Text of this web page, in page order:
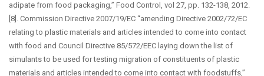
adipate from food packaging,” Food Control, vol 27, pp. 132-138, 2012.
[8]. Commission Directive 2007/19/EC “amending Directive 2002/72/EC
relating to plastic materials and articles intended to come into contact
with food and Council Directive 85/572/EEC laying down the list of
simulants to be used for testing migration of constituents of plastic
materials and articles intended to come into contact with foodstuffs,”